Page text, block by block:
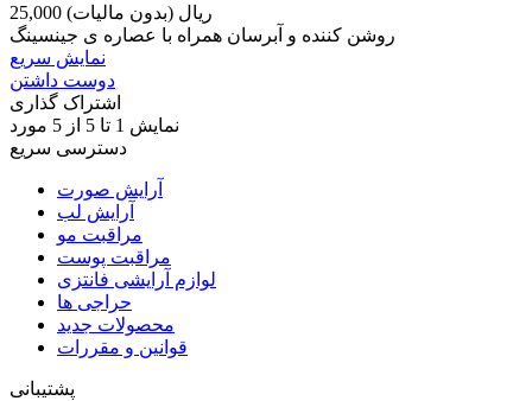
25,000 ریال (بدون مالیات)
روشن کننده و آبرسان همراه با عصاره ی جینسینگ
نمایش سریع
دوست داشتن
اشتراک گذاری
نمایش 1 تا 5 از 5 مورد
دسترسی سریع
آرایش صورت
آرایش لب
مراقبت مو
مراقبت پوست
لوازم آرایشی فانتزی
حراجی ها
محصولات جدید
قوانین و مقررات
پشتیبانی